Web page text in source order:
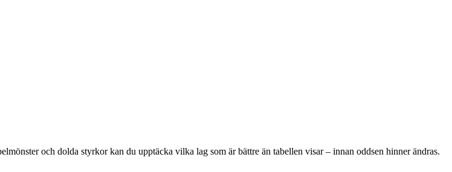
och dolda styrkor kan du upptäcka vilka lag som är bättre än tabellen visar – innan oddsen hinner ändras.